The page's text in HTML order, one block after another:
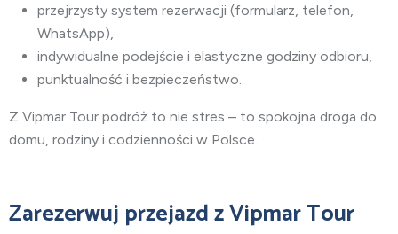
przejrzysty system rezerwacji (formularz, telefon,
WhatsApp),
indywidualne podejście i elastyczne godziny odbioru,
punktualność i bezpieczeństwo.
Z Vipmar Tour podróż to nie stres – to spokojna droga do
domu, rodziny i codzienności w Polsce.
Zarezerwuj przejazd z Vipmar Tour